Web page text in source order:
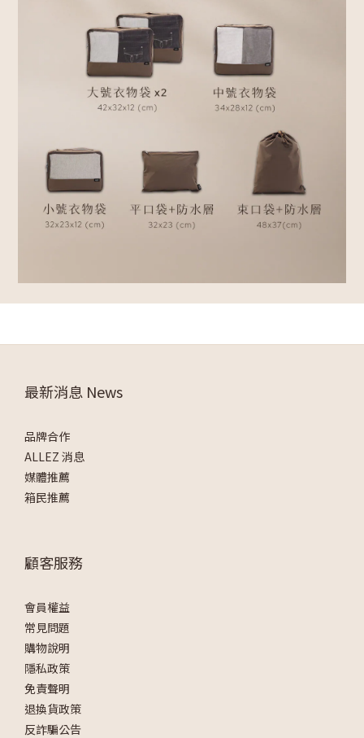
最新消息 News
品牌合作
ALLEZ 消息
媒體推薦
箱民推薦
顧客服務
會員權益
常見問題
購物說明
隱私政策
免責聲明
退換貨政策
反詐騙公告